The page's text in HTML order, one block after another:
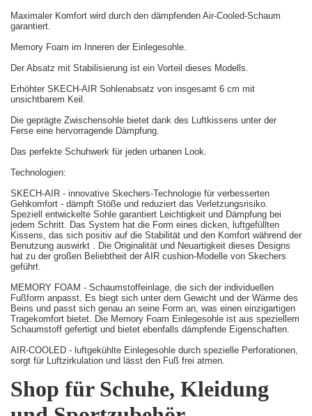
Maximaler Komfort wird durch den dämpfenden Air-Cooled-Schaum
garantiert.
Memory Foam im Inneren der Einlegesohle.
Der Absatz mit Stabilisierung ist ein Vorteil dieses Modells.
Erhöhter SKECH-AIR Sohlenabsatz von insgesamt 6 cm mit
unsichtbarem Keil.
Die geprägte Zwischensohle bietet dank des Luftkissens unter der
Ferse eine hervorragende Dämpfung.
Das perfekte Schuhwerk für jeden urbanen Look.
Technologien:
SKECH-AIR - innovative Skechers-Technologie für verbesserten
Gehkomfort - dämpft Stöße und reduziert das Verletzungsrisiko.
Speziell entwickelte Sohle garantiert Leichtigkeit und Dämpfung bei
jedem Schritt. Das System hat die Form eines dicken, luftgefüllten
Kissens, das sich positiv auf die Stabilität und den Komfort während der
Benutzung auswirkt . Die Originalität und Neuartigkeit dieses Designs
hat zu der großen Beliebtheit der AIR cushion-Modelle von Skechers
geführt.
MEMORY FOAM - Schaumstoffeinlage, die sich der individuellen
Fußform anpasst. Es biegt sich unter dem Gewicht und der Wärme des
Beins und passt sich genau an seine Form an, was einen einzigartigen
Tragekomfort bietet. Die Memory Foam Einlegesohle ist aus speziellem
Schaumstoff gefertigt und bietet ebenfalls dämpfende Eigenschaften.
AIR-COOLED - luftgekühlte Einlegesohle durch spezielle Perforationen,
sorgt für Luftzirkulation und lässt den Fuß frei atmen.
Shop für Schuhe, Kleidung